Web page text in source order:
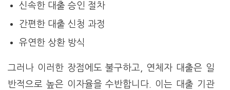
신속한 대출 승인 절차
간편한 대출 신청 과정
유연한 상환 방식
그러나 이러한 장점에도 불구하고, 연체자 대출은 일
반적으로 높은 이자율을 수반합니다. 이는 대출 기관